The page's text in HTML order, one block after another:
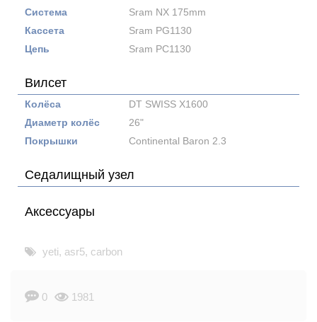
Система
Sram NX 175mm
Кассета
Sram PG1130
Цепь
Sram PC1130
Вилсет
Колёса
DT SWISS X1600
Диаметр колёс
26"
Покрышки
Continental Baron 2.3
Седалищный узел
Аксессуары
yeti, asr5, carbon
0 1981